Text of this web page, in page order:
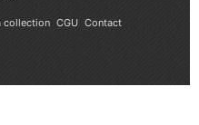
collection CGU Contact